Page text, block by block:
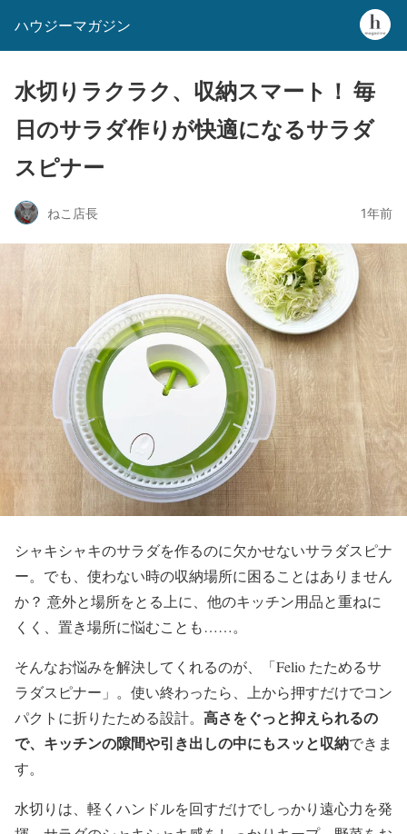
ハウジーマガジン
水切りラクラク、収納スマート！ 毎
日のサラダ作りが快適になるサラダ
スピナー
ねこ店長 1年前
シャキシャキのサラダを作るのに欠かせないサラダスピナ
ー。でも、使わない時の収納場所に困ることはありません
か？ 意外と場所をとる上に、他のキッチン用品と重ねに
くく、置き場所に悩むことも……。
そんなお悩みを解決してくれるのが、「Felio たためるサ
ラダスピナー」。使い終わったら、上から押すだけでコン
パクトに折りたためる設計。 高さをぐっと抑えられるの
で、キッチンの隙間や引き出しの中にもスッと収納できま
す。
水切りは、軽くハンドルを回すだけでしっかり遠心力を発